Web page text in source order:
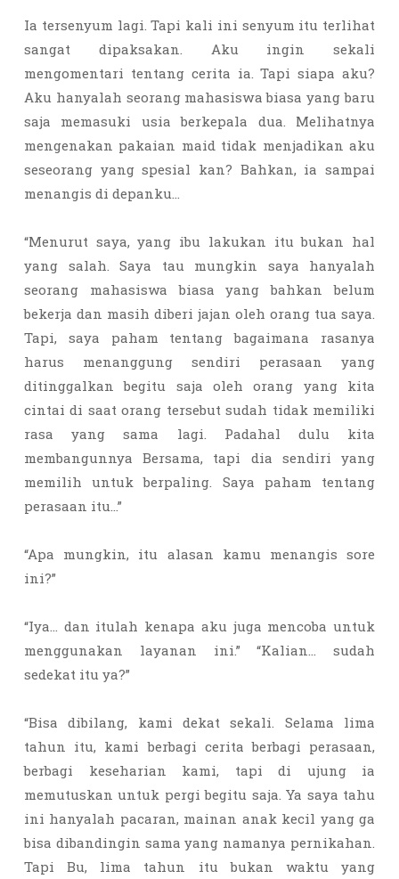
Ia tersenyum lagi. Tapi kali ini senyum itu terlihat
sangat dipaksakan. Aku ingin sekali
mengomentari tentang cerita ia. Tapi siapa aku?
Aku hanyalah seorang mahasiswa biasa yang baru
saja memasuki usia berkepala dua. Melihatnya
mengenakan pakaian maid tidak menjadikan aku
seseorang yang spesial kan? Bahkan, ia sampai
menangis di depanku…
“Menurut saya, yang ibu lakukan itu bukan hal
yang salah. Saya tau mungkin saya hanyalah
seorang mahasiswa biasa yang bahkan belum
bekerja dan masih diberi jajan oleh orang tua saya.
Tapi, saya paham tentang bagaimana rasanya
harus menanggung sendiri perasaan yang
ditinggalkan begitu saja oleh orang yang kita
cintai di saat orang tersebut sudah tidak memiliki
rasa yang sama lagi. Padahal dulu kita
membangunnya Bersama, tapi dia sendiri yang
memilih untuk berpaling. Saya paham tentang
perasaan itu…”
“Apa mungkin, itu alasan kamu menangis sore
ini?”
“Iya… dan itulah kenapa aku juga mencoba untuk
menggunakan layanan ini.” “Kalian… sudah
sedekat itu ya?”
“Bisa dibilang, kami dekat sekali. Selama lima
tahun itu, kami berbagi cerita berbagi perasaan,
berbagi keseharian kami, tapi di ujung ia
memutuskan untuk pergi begitu saja. Ya saya tahu
ini hanyalah pacaran, mainan anak kecil yang ga
bisa dibandingin sama yang namanya pernikahan.
Tapi Bu, lima tahun itu bukan waktu yang